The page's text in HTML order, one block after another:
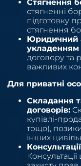
Стягнення
стягненні
підготовку
стягнення
Юридичний
укладенням
договору та
важливих
Для приватні
Складання
договорів:
купівлі-
тощо),
інших